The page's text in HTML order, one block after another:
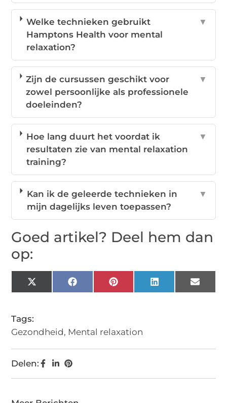
Welke technieken gebruikt
Hamptons Health voor mental
relaxation?
▼
Zijn de cursussen geschikt voor
zowel persoonlijke als professionele
doeleinden?
▼
Hoe lang duurt het voordat ik
resultaten zie van mental relaxation
training?
▼
Kan ik de geleerde technieken in
mijn dagelijks leven toepassen?
▼
Goed artikel? Deel hem dan
op:
X
(Twitter)
FacebookPinterestLinkedIn Email
Tags:
Gezondheid, Mental relaxation
Delen: